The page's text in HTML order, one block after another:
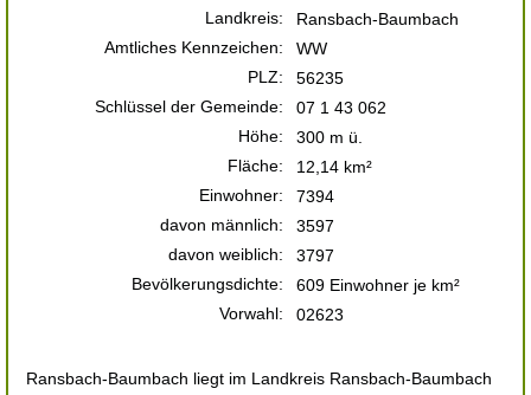
Landkreis:
Ransbach-Baumbach
Amtliches Kennzeichen:
WW
PLZ:
56235
Schlüssel der Gemeinde:
07 1 43 062
Höhe:
300 m ü.
Fläche:
12,14 km²
Einwohner:
7394
davon männlich:
3597
davon weiblich:
3797
Bevölkerungsdichte:
609 Einwohner je km²
Vorwahl:
02623
Ransbach-Baumbach liegt im Landkreis Ransbach-Baumbach